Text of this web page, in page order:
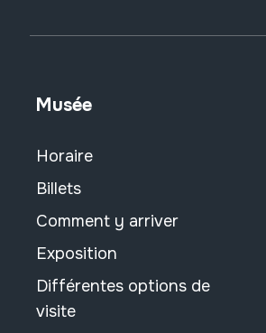
Musée
Horaire
Billets
Comment y arriver
Exposition
Différentes options de
visite